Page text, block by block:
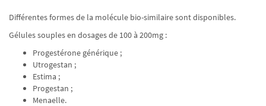
Différentes formes de la molécule bio-similaire sont disponibles.
Gélules souples en dosages de 100 à 200mg :
Progestérone générique ;
Utrogestan ;
Estima ;
Progestan ;
Menaelle.